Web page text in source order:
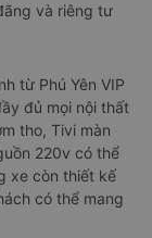
và riêng tư
từ Phú Yên VIP
đủ mọi nội thất
tho, Tivi màn
220v có thể
xe còn thiết kế
có thể mang